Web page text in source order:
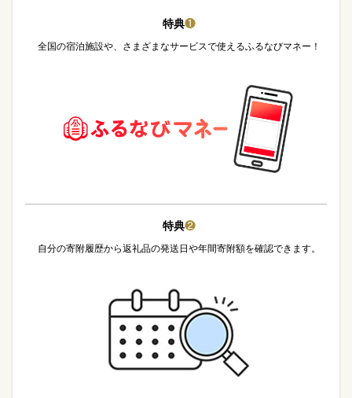
特典❶
全国の宿泊施設や、さまざまなサービスで使えるふるなびマネー！
特典❷
自分の寄附履歴から返礼品の発送日や年間寄附額を確認できます。